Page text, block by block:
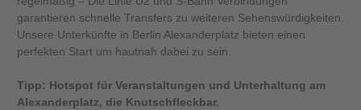
garantieren schnelle Transfers zu weiteren Sehenswürdigkeiten.
Unsere Unterkünfte in Berlin Alexanderplatz bieten einen
perfekten Start um hautnah dabei zu sein.
Tipp: Hotspot für Veranstaltungen und Unterhaltung am
Alexanderplatz, die Knutschfleckbar.